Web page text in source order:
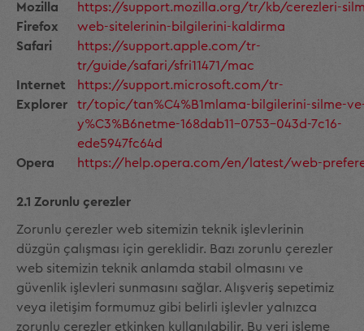
Mozilla
Firefox
https://support.mozilla.org/tr/kb/cerezleri-
web-sitelerinin-bilgilerini-kaldirma
Safari
https://support.apple.com/tr-
tr/guide/safari/sfri11471/mac
Internet
Explorer
https://support.microsoft.com/tr-
tr/topic/tan%C4%B1mlama-bilgilerini-silme-
y%C3%B6netme-168dab11-0753-043d-7c16-
ede5947fc64d
Opera
https://help.opera.com/en/latest/web-
2.1 Zorunlu çerezler
Zorunlu çerezler web sitemizin teknik işlevlerinin
düzgün çalışması için gereklidir. Bazı zorunlu çerezler
web sitemizin teknik anlamda stabil olmasını ve
güvenlik işlevleri sunmasını sağlar. Alışveriş sepetimiz
veya iletişim formumuz gibi belirli işlevler yalnızca
zorunlu çerezler etkinken kullanılabilir. Bu veri işleme